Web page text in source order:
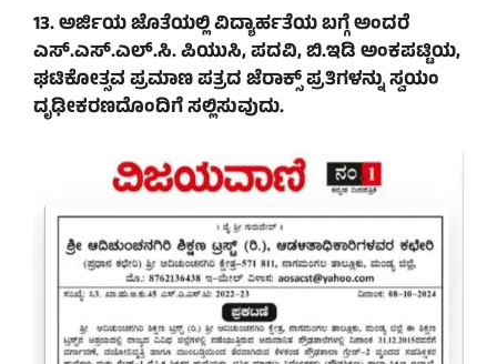
13. ಅರ್ಜಿಯ ಜೊತೆಯಲ್ಲಿ ವಿದ್ಯಾರ್ಹತೆಯ ಬಗ್ಗೆ ಅಂದರೆ
ಎಸ್.ಎಸ್.ಎಲ್.ಸಿ. ಪಿಯುಸಿ, ಪದವಿ, ಬಿ.ಇಡಿ ಅಂಕಪಟ್ಟಿಯ,
ಘಟಿಕೋತ್ಸವ ಪ್ರಮಾಣ ಪತ್ರದ ಜೆರಾಕ್ಸ್ ಪ್ರತಿಗಳನ್ನು ಸ್ವಯಂ
ದೃಢೀಕರಣದೊಂದಿಗೆ ಸಲ್ಲಿಸುವುದು.